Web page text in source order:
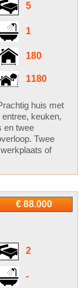
5
1
180
1180
huis met
keuken,
en twee
Twee
of
€ 88.000
2
-